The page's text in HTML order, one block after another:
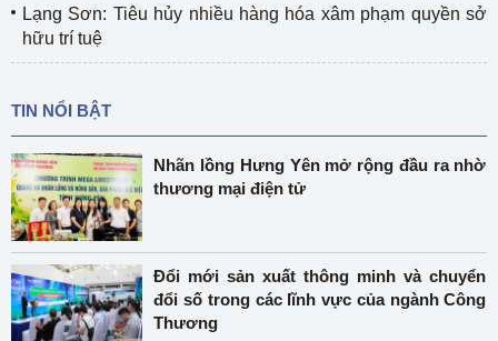
Lạng Sơn: Tiêu hủy nhiều hàng hóa xâm phạm quyền sở
hữu trí tuệ
TIN NỔI BẬT
Nhãn lồng Hưng Yên mở rộng đầu ra nhờ
thương mại điện tử
Đổi mới sản xuất thông minh và chuyển
đổi số trong các lĩnh vực của ngành Công
Thương